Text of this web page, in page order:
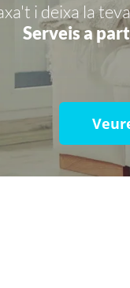
i deixa la
Serveis a